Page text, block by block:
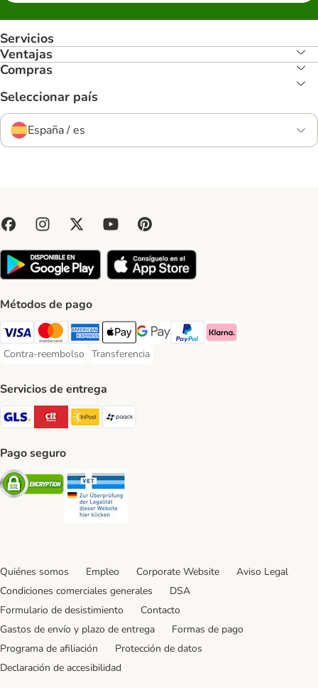
Servicios
Ventajas
Compras
Seleccionar país
España / es
Métodos de pago
Visa Payment Method
Mastercard Payment Method
American Express Payment Method
Apple Pay Payment Method
Google Pay Payment Method
PayPal Payment Method
Klarna Payment Method
Contra-reembolso
Contra-reembolso Payment Method
Transferencia
Transferencia Payment Method
Servicios de entrega
GLS Shipping Method
CTTExpress Shipping Method
InPost Shipping Method
paack Shipping Method
Pago seguro
Security
Quiénes somos Empleo Corporate Website
Aviso Legal
Condiciones comerciales generales
DSA
Formulario de desistimiento
Contacto
Gastos de envío y plazo de entrega
Formas de pago
Programa de afiliación
Protección de datos
Declaración de accesibilidad